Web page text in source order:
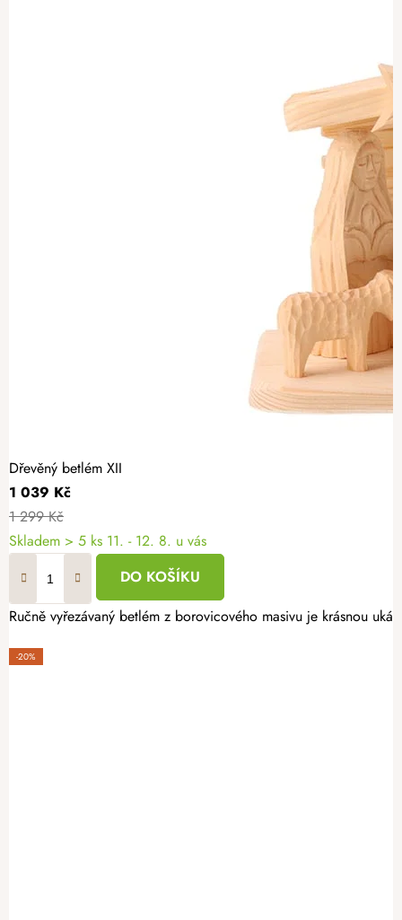
Dřevěný betlém XII
1 039 Kč
1 299 Kč
Skladem > 5 ks 11. - 12. 8. u vás
DO KOŠÍKU
Ručně vyřezávaný betlém z borovicového masivu je krásnou
-20%